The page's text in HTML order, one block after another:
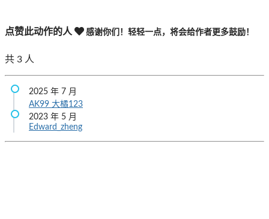
点赞此动作的人 感谢你们！轻轻一点，将会给作者更多鼓励！
共 3 人
2025 年 7 月
AK99 大橘123
2023 年 5 月
Edward_zheng